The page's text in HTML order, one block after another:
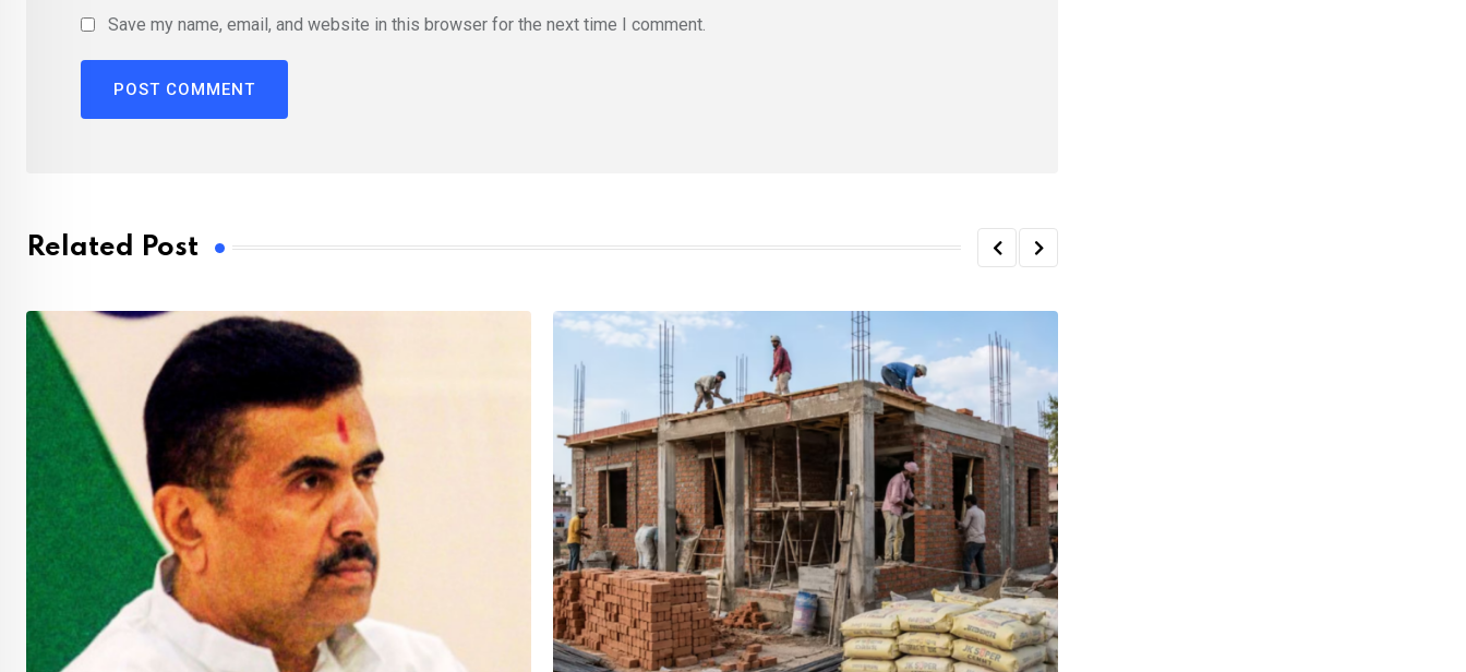
Save my name, email, and website in this browser for the next time I comment.
Related Post